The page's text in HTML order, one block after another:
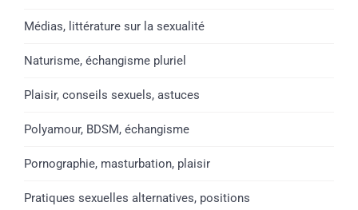
Médias, littérature sur la sexualité
Naturisme, échangisme pluriel
Plaisir, conseils sexuels, astuces
Polyamour, BDSM, échangisme
Pornographie, masturbation, plaisir
Pratiques sexuelles alternatives, positions